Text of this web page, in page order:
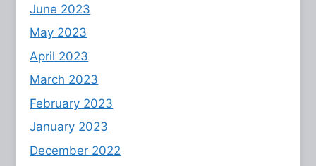
June 2023
May 2023
April 2023
March 2023
February 2023
January 2023
December 2022